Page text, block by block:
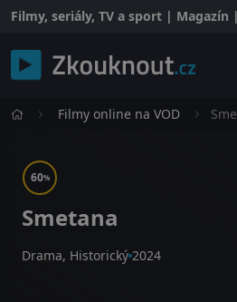
Filmy, seriály, TV a sport | Magazín
Filmy online na VOD
60%
Smetana
Drama, Historický 2024